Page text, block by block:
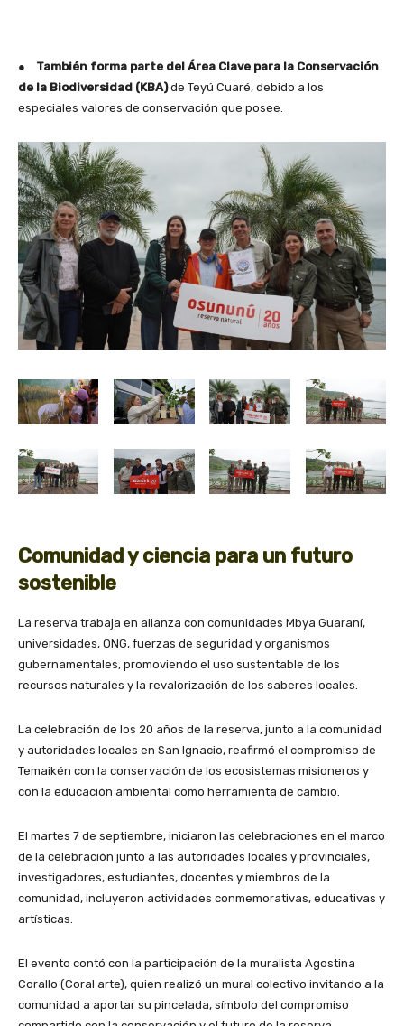
● También forma parte del Área Clave para la Conservación
de la Biodiversidad (KBA)de Teyú Cuaré, debido a los
especiales valores de conservación que posee.
Comunidad y ciencia para un futuro
sostenible
La reserva trabaja en alianza con comunidades Mbya Guaraní,
universidades, ONG, fuerzas de seguridad y organismos
gubernamentales, promoviendo el uso sustentable de los
recursos naturales y la revalorización de los saberes locales.
La celebración de los 20 años de la reserva, junto a la comunidad
y autoridades locales en San Ignacio, reafirmó el compromiso de
Temaikén con la conservación de los ecosistemas misioneros y
con la educación ambiental como herramienta de cambio.
El martes 7 de septiembre, iniciaron las celebraciones en el marco
de la celebración junto a las autoridades locales y provinciales,
investigadores, estudiantes, docentes y miembros de la
comunidad, incluyeron actividades conmemorativas, educativas y
artísticas.
El evento contó con la participación de la muralista Agostina
Corallo (Coral arte), quien realizó un mural colectivo invitando a la
comunidad a aportar su pincelada, símbolo del compromiso